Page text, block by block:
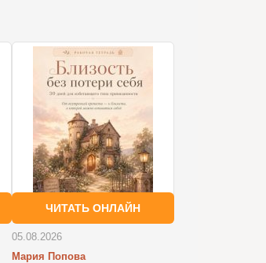
ЧИТАТЬ ОНЛАЙН
05.08.2026
Мария Попова